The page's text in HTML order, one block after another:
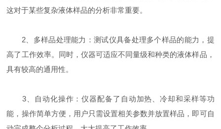
这对于某些复杂液体样品的分析非常重要。
2、多样品处理能力：测试仪具备处理多个样品的能力，提
高了工作效率。同时，仪器可适应不同量级和种类的液体样品，
具有较高的通用性。
3、自动化操作：仪器配备了自动加热、冷却和采样等功
能，操作简单方便，用户只需设置相关参数并放置样品，即可自